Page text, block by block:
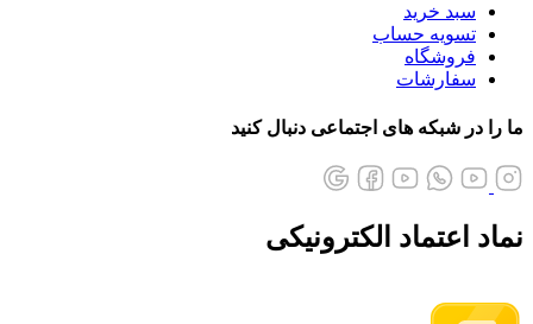
سبد خرید
تسویه حساب
فروشگاه
سفارشات
ما را در شبکه های اجتماعی دنبال کنید
نماد اعتماد الکترونیکی